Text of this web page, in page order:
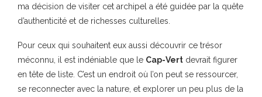
ma décision de visiter cet archipel a été guidée par la quête
d’authenticité et de richesses culturelles.
Pour ceux qui souhaitent eux aussi découvrir ce trésor
méconnu, il est indéniable que le Cap-Vert devrait figurer
en tête de liste. C’est un endroit où l’on peut se ressourcer,
se reconnecter avec la nature, et explorer un peu plus de la